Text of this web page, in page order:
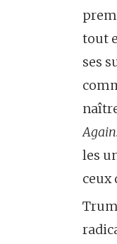
tout
ses
les
ceux